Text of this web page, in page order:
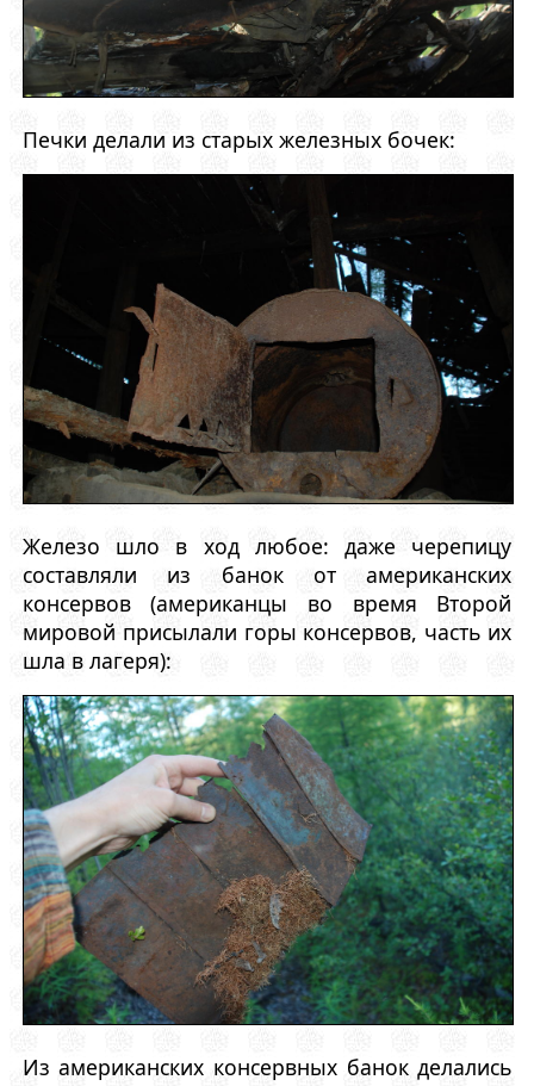
Печки делали из старых железных бочек:
Железо шло в ход любое: даже черепицу
составляли из банок от американских
консервов (американцы во время Второй
мировой присылали горы консервов, часть их
шла в лагеря):
Из американских консервных банок делались